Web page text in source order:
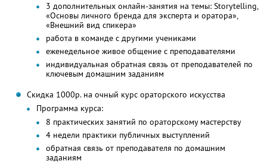
3 дополнительных онлайн-занятия на темы: Storytelling,
«Основы личного бренда для эксперта и оратора»,
«Внешний вид спикера»
работа в команде с другими учениками
еженедельное живое общение с преподавателями
индивидуальная обратная связь от преподавателей по
ключевым домашним заданиям
Скидка 1000р. на очный курс ораторского искусства
Программа курса:
8 практических занятий по ораторскому мастерству
4 недели практики публичных выступлений
обратная связь от преподавателя по домашним
заданиям